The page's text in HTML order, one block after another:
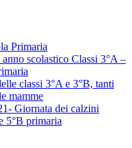
Primaria
scolastico Classi 3°A –
classi 3°A e 3°B, tanti
mamme
Giornata dei calzini
5°B primaria